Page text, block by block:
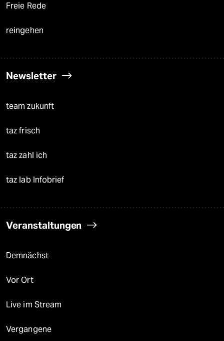
Freie Rede
reingehen
Newsletter
team zukunft
taz frisch
taz zahl ich
taz lab Infobrief
Veranstaltungen
Demnächst
Vor Ort
Live im Stream
Vergangene